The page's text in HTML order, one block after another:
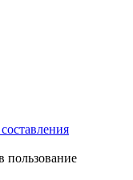
пользование